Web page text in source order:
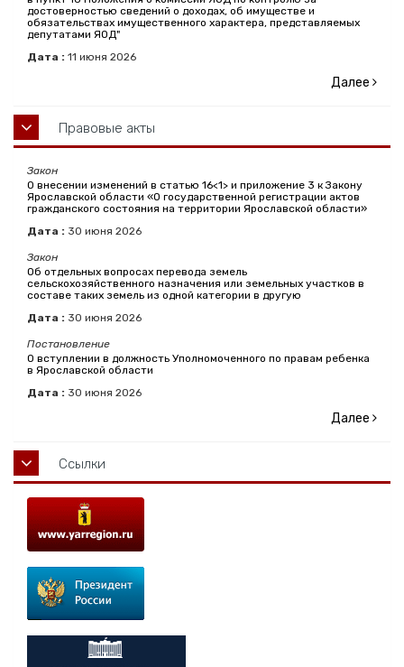
достоверностью сведений о доходах, об имуществе и
обязательствах имущественного характера, представляемых
депутатами ЯОД"
Дата : 11 июня 2026
Далее
Правовые акты
Закон
О внесении изменений в статью 16<1> и приложение 3 к Закону
Ярославской области «О государственной регистрации актов
гражданского состояния на территории Ярославской области»
Дата : 30 июня 2026
Закон
Об отдельных вопросах перевода земель
сельскохозяйственного назначения или земельных участков в
составе таких земель из одной категории в другую
Дата : 30 июня 2026
Постановление
О вступлении в должность Уполномоченного по правам ребенка
в Ярославской области
Дата : 30 июня 2026
Далее
Ссылки